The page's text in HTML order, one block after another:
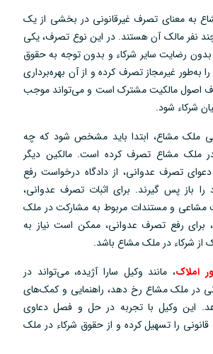
به معنای تصرف غیرقانونی در بخشی از یک
نفر مالک آن هستند. در این نوع تصرف، یکی
بدون رضایت سایر شرکاء و بدون توجه به حقوق
به‌طور غیرمجاز تصرف کرده و از آن بهره‌برداری
اصول مالکیت مشترک است و می‌تواند موجب
شرکاء شود.
ملک مشاع، ابتدا باید مشخص شود که چه
ملک مشاع تصرف کرده است. مالکین دیگر
دعوای تصرف عدوانی، از دادگاه درخواست رفع
باز پس گیرند. برای اثبات تصرف عدوانی،
مشاعی و مستندات مربوط به مشارکت در ملک
برای رفع تصرف عدوانی، ممکن است نیاز به
از شرکاء در ملک مشاع باشد.
املاک، مانند وکیل سارا آژیده، می‌تواند در
در ملک مشاع رخ دهد، راهنمایی و کمک‌های
دهد. این وکیل با تجربه در حل و فصل دعاوی
قانونی را تسهیل کرده و از حقوق شرکاء در ملک